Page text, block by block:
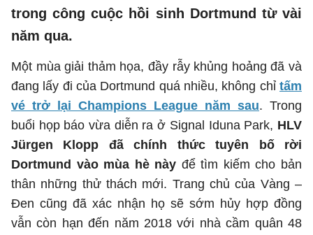
trong công cuộc hồi sinh Dortmund từ vài
năm qua.
Một mùa giải thảm họa, đầy rẫy khủng hoảng đã và
đang lấy đi của Dortmund quá nhiều, không chỉ tấm
vé trở lại Champions League năm sau. Trong
buổi họp báo vừa diễn ra ở Signal Iduna Park, HLV
Jürgen Klopp đã chính thức tuyên bố rời
Dortmund vào mùa hè này để tìm kiếm cho bản
thân những thử thách mới. Trang chủ của Vàng –
Đen cũng đã xác nhận họ sẽ sớm hủy hợp đồng
vẫn còn hạn đến năm 2018 với nhà cầm quân 48